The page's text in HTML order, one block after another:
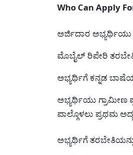
Who Can Apply
ಅರ್ಜಿದಾರ
ಮೊಬೈಲ್ ರಿಪೇರಿ
ಅಭ್ಯರ್ಥಿಗೆ ಕನ್ನಡ
ಅಭ್ಯರ್ಥಿಯು ಗ್ರಾಮೀಣ
ಪಾಲ್ಗೊಳಲು ಪ್ರಥಮ
ಅಭ್ಯರ್ಥಿಗೆ